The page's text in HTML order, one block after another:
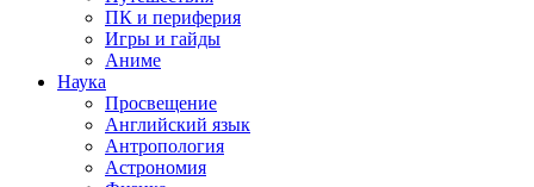
ПК и периферия
Игры и гайды
Аниме
Наука
Просвещение
Английский язык
Антропология
Астрономия